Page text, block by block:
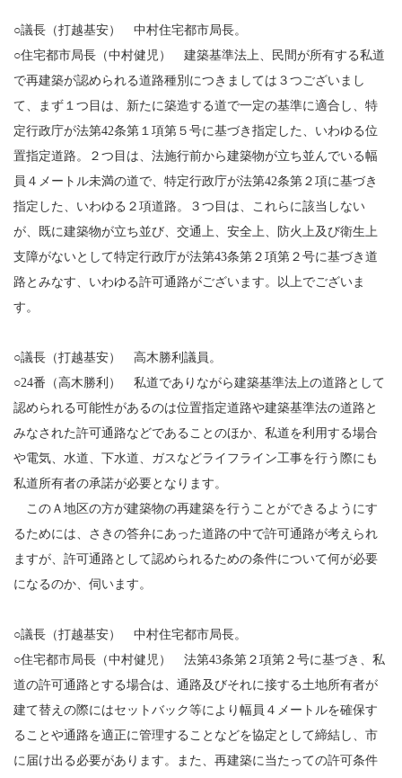
○議長（打越基安） 中村住宅都市局長。
○住宅都市局長（中村健児） 建築基準法上、民間が所有する私道
で再建築が認められる道路種別につきましては３つございまし
て、まず１つ目は、新たに築造する道で一定の基準に適合し、特
定行政庁が法第42条第１項第５号に基づき指定した、いわゆる位
置指定道路。２つ目は、法施行前から建築物が立ち並んでいる幅
員４メートル未満の道で、特定行政庁が法第42条第２項に基づき
指定した、いわゆる２項道路。３つ目は、これらに該当しない
が、既に建築物が立ち並び、交通上、安全上、防火上及び衛生上
支障がないとして特定行政庁が法第43条第２項第２号に基づき道
路とみなす、いわゆる許可通路がございます。以上でございま
す。
○議長（打越基安） 高木勝利議員。
○24番（高木勝利） 私道でありながら建築基準法上の道路として
認められる可能性があるのは位置指定道路や建築基準法の道路と
みなされた許可通路などであることのほか、私道を利用する場合
や電気、水道、下水道、ガスなどライフライン工事を行う際にも
私道所有者の承諾が必要となります。
このＡ地区の方が建築物の再建築を行うことができるようにす
るためには、さきの答弁にあった道路の中で許可通路が考えられ
ますが、許可通路として認められるための条件について何が必要
になるのか、伺います。
○議長（打越基安） 中村住宅都市局長。
○住宅都市局長（中村健児） 法第43条第２項第２号に基づき、私
道の許可通路とする場合は、通路及びそれに接する土地所有者が
建て替えの際にはセットバック等により幅員４メートルを確保す
ることや通路を適正に管理することなどを協定として締結し、市
に届け出る必要があります。また、再建築に当たっての許可条件